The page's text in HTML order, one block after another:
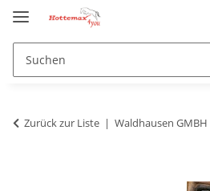
Zurück zur Liste Waldhausen GMBH